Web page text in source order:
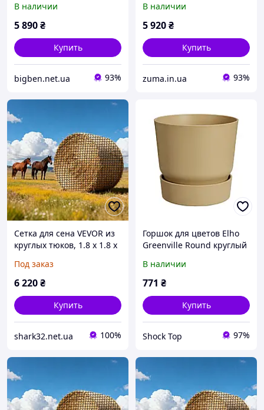
38.1 мм, материал PE,
безузловая конструкция,
В наличии
5 890₴
Купить
bigben.net.ua 93%
38.1 мм, материал PE,
безузловая конструкция,
В наличии
5 920₴
Купить
zuma.in.ua 93%
Сетка для сена VEVOR из
круглых тюков, 1.8 x 1.8 x
38.1 мм, материал PE,
безузловая конструкция,
Под заказ
6 220₴
Купить
shark32.net.ua 100%
Горшок для цветов Elho
Greenville Round круглый
Бежевый
В наличии
771 ₴
Купить
Shock Top 97%